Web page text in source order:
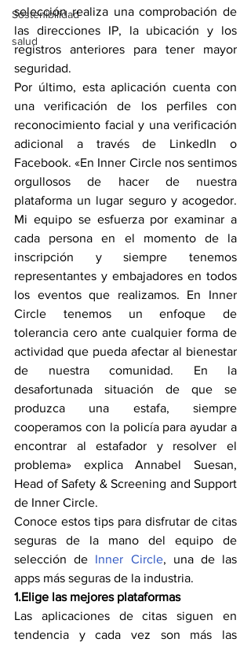
Sostenibilidad
salud
selección realiza una comprobación de
las direcciones IP, la ubicación y los
registros anteriores para tener mayor
seguridad.
Por último, esta aplicación cuenta con
una verificación de los perfiles con
reconocimiento facial y una verificación
adicional a través de LinkedIn o
Facebook. «En Inner Circle nos sentimos
orgullosos de hacer de nuestra
plataforma un lugar seguro y acogedor.
Mi equipo se esfuerza por examinar a
cada persona en el momento de la
inscripción y siempre tenemos
representantes y embajadores en todos
los eventos que realizamos. En Inner
Circle tenemos un enfoque de
tolerancia cero ante cualquier forma de
actividad que pueda afectar al bienestar
de nuestra comunidad. En la
desafortunada situación de que se
produzca una estafa, siempre
cooperamos con la policía para ayudar a
encontrar al estafador y resolver el
problema» explica Annabel Suesan,
Head of Safety & Screening and Support
de Inner Circle.
Conoce estos tips para disfrutar de citas
seguras de la mano del equipo de
selección de Inner Circle, una de las
apps más seguras de la industria.
1.Elige las mejores plataformas
Las aplicaciones de citas siguen en
tendencia y cada vez son más las